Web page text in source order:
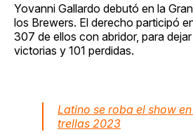
Yovanni Gallardo debutó en la
los Brewers. El derecho participó
307 de ellos con abridor, para
victorias y 101 perdidas.
Latino se roba el show
trellas 2023